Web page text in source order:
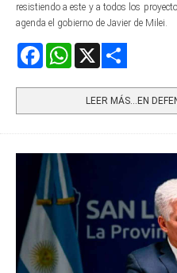
resistiendo a este y a todos los
agenda el gobierno de Javier de Milei.
FacebookWhatsApp
LEER MÁS…EN